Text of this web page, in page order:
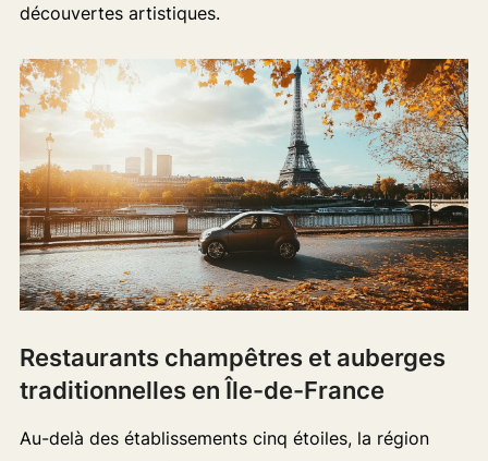
découvertes artistiques.
Restaurants champêtres et auberges
traditionnelles en Île-de-France
Au-delà des établissements cinq étoiles, la région